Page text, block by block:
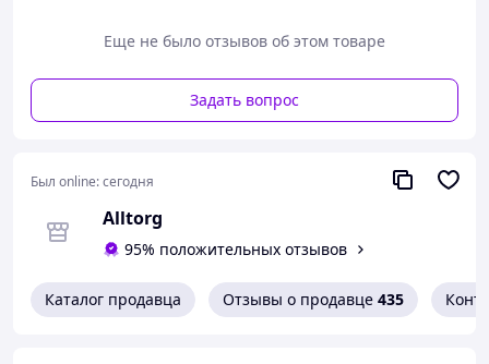
Еще не было отзывов об этом товаре
Задать вопрос
Был online:сегодня
Alltorg
95% положительных отзывов
Каталог продавца Отзывы о продавце 435